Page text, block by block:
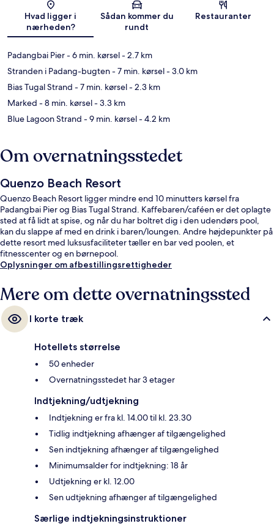
Kort
Hvad ligger i
nærheden?
Sådan kommer du
rundt
Restauranter
Padangbai Pier- 6 min. kørsel- 2.7 km
Stranden i Padang-bugten- 7 min. kørsel- 3.0 km
Bias Tugal Strand - 7 min. kørsel- 2.3 km
Marked - 8 min. kørsel- 3.3 km
Blue Lagoon Strand - 9 min. kørsel- 4.2 km
Om overnatningsstedet
Quenzo Beach Resort
Quenzo Beach Resort ligger mindre end 10 minutters kørsel fra
Padangbai Pier og Bias Tugal Strand. Kaffebaren/caféen er det oplagte
sted at få lidt at spise, og når du har boltret dig i den udendørs pool,
kan du slappe af med en drink i baren/loungen. Andre højdepunkter på
dette resort med luksusfaciliteter tæller en bar ved poolen, et
fitnesscenter og en børnepool.
Oplysninger om afbestillingsrettigheder
Mere om dette overnatningssted
I korte træk
Hotellets størrelse
50 enheder
Overnatningsstedet har 3 etager
Indtjekning/udtjekning
Indtjekning er fra kl. 14.00 til kl. 23.30
Tidlig indtjekning afhænger af tilgængelighed
Sen indtjekning afhænger af tilgængelighed
Minimumsalder for indtjekning: 18 år
Udtjekning er kl. 12.00
Sen udtjekning afhænger af tilgængelighed
Særlige indtjekningsinstruktioner